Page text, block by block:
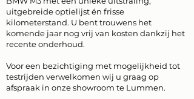
uitgebreide optielijst én frisse
kilometerstand. U bent trouwens het
komende jaar nog vrij van kosten dankzij het
recente onderhoud.
Voor een bezichtiging met mogelijkheid tot
testrijden verwelkomen wij u graag op
afspraak in onze showroom te Lummen.